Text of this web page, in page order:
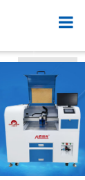
首
产
视
资料下载